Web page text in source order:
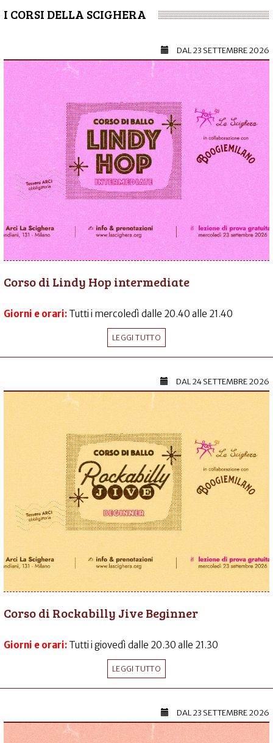
I CORSI DELLA SCIGHERA
DAL23 SETTEMBRE 2026
Corso di Lindy Hop intermediate
Giorni e orari: Tutti i mercoledì dalle 20.40 alle 21.40
LEGGI TUTTO
DAL24 SETTEMBRE 2026
Corso di Rockabilly Jive Beginner
Giorni e orari: Tutti i giovedì dalle 20.30 alle 21.30
LEGGI TUTTO
DAL23 SETTEMBRE 2026